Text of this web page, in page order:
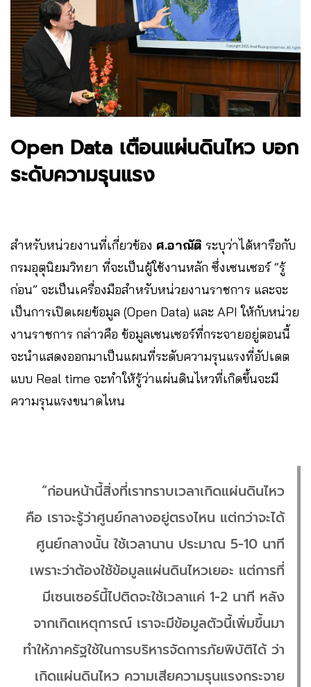
Open Data เตือนแผ่นดินไหว บอก
ระดับความรุนแรง
สำหรับหน่วยงานที่เกี่ยวข้อง ศ.อาณัติ ระบุว่าได้หารือกับ
กรมอุตุนิยมวิทยา ที่จะเป็นผู้ใช้งานหลัก ซึ่งเซนเซอร์ “รู้
ก่อน” จะเป็นเครื่องมือสำหรับหน่วยงานราชการ และจะ
เป็นการเปิดเผยข้อมูล (Open Data) และ API ให้กับหน่วย
งานราชการ กล่าวคือ ข้อมูลเซนเซอร์ที่กระจายอยู่ตอนนี้
จะนำแสดงออกมาเป็นแผนที่ระดับความรุนแรงที่อัปเดต
แบบ Real time จะทำให้รู้ว่าแผ่นดินไหวที่เกิดขึ้นจะมี
ความรุนแรงขนาดไหน
“ก่อนหน้านี้สิ่งที่เราทราบเวลาเกิดแผ่นดินไหว
คือ เราจะรู้ว่าศูนย์กลางอยู่ตรงไหน แต่กว่าจะได้
ศูนย์กลางนั้น ใช้เวลานาน ประมาณ 5-10 นาที
เพราะว่าต้องใช้ข้อมูลแผ่นดินไหวเยอะ แต่การที่
มีเซนเซอร์นี้ไปติดจะใช้เวลาแค่ 1-2 นาที หลัง
จากเกิดเหตุการณ์ เราจะมีข้อมูลตัวนี้เพิ่มขึ้นมา
ทำให้ภาครัฐใช้ในการบริหารจัดการภัยพิบัติได้ ว่า
เกิดแผ่นดินไหว ความเสียความรุนแรงกระจาย